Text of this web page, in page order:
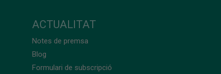
ACTUALITAT
Notes de premsa
Blog
Formulari de subscripció